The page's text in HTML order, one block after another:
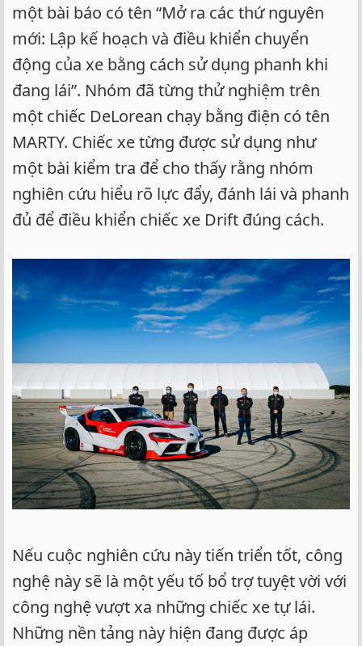
một bài báo có tên “Mở ra các thứ nguyên
mới: Lập kế hoạch và điều khiển chuyển
động của xe bằng cách sử dụng phanh khi
đang lái”. Nhóm đã từng thử nghiệm trên
một chiếc DeLorean chạy bằng điện có tên
MARTY. Chiếc xe từng được sử dụng như
một bài kiểm tra để cho thấy rằng nhóm
nghiên cứu hiểu rõ lực đẩy, đánh lái và phanh
đủ để điều khiển chiếc xe Drift đúng cách.
Nếu cuộc nghiên cứu này tiến triển tốt, công
nghệ này sẽ là một yếu tố bổ trợ tuyệt vời với
công nghệ vượt xa những chiếc xe tự lái.
Những nền tảng này hiện đang được áp